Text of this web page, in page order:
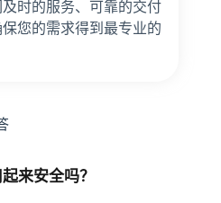
时的服务、可靠的交付
您的需求得到最专业的
来安全吗？